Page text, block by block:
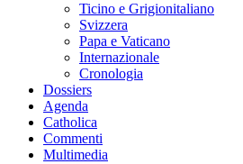
Ticino e Grigionitaliano
Svizzera
Papa e Vaticano
Internazionale
Cronologia
Dossiers
Agenda
Catholica
Commenti
Multimedia